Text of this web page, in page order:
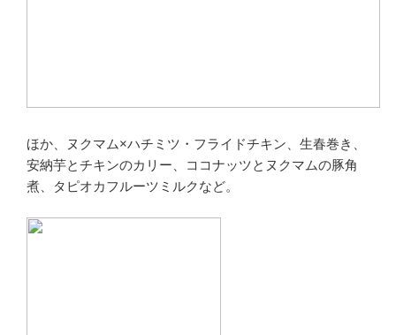
ほか、ヌクマム×ハチミツ・フライドチキン、生春巻き、
安納芋とチキンのカリー、ココナッツとヌクマムの豚角
煮、タピオカフルーツミルクなど。